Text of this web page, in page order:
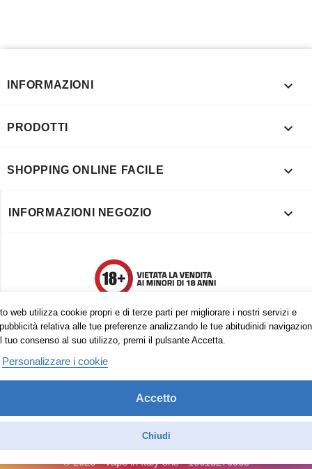
web utilizza cookie propri e di terze parti per migliorare i nostri servizi e
relativa alle tue preferenze analizzando le tue abitudinidi
tuo consenso al suo utilizzo, premi il pulsante Accetta.
Personalizzare i cookie
Accetto
Chiudi
INFORMAZIONI 
PRODOTTI 
SHOPPING ONLINE FACILE 
INFORMAZIONI NEGOZIO 
Trovaci anche su:
© 2026 - Vape in Italy srls - 10613270965